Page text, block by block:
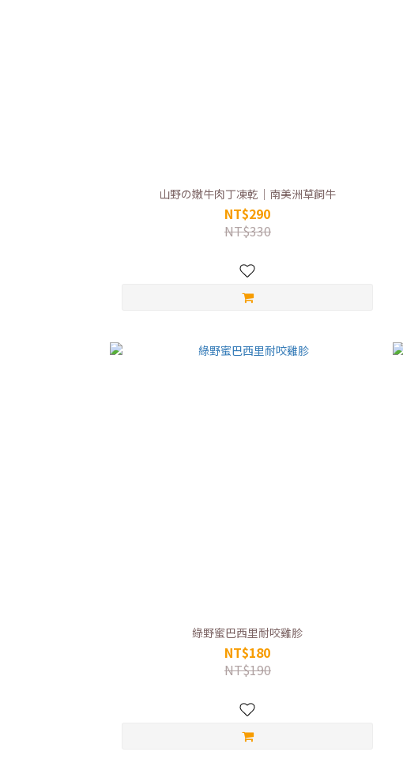
山野の嫩牛肉丁凍乾｜南美洲草飼牛
NT$290
NT$330
綠野蜜巴西里耐咬雞胗
NT$180
NT$190